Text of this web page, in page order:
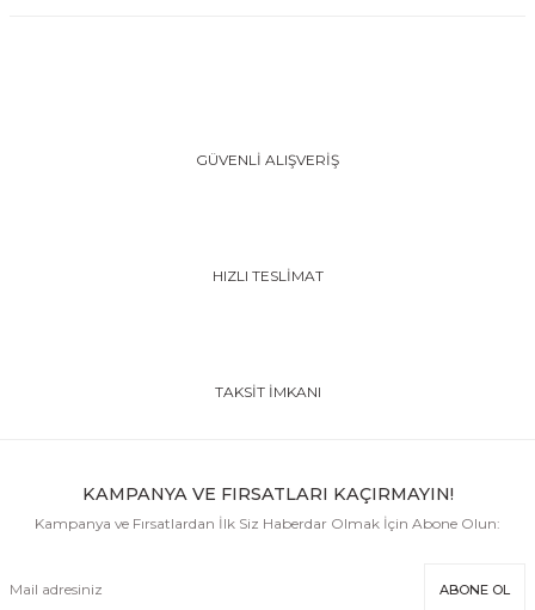
GÜVENLİ ALIŞVERİŞ
HIZLI TESLİMAT
TAKSİT İMKANI
KAMPANYA VE FIRSATLARI KAÇIRMAYIN!
Kampanya ve Fırsatlardan İlk Siz Haberdar Olmak İçin Abone Olun:
ABONE OL